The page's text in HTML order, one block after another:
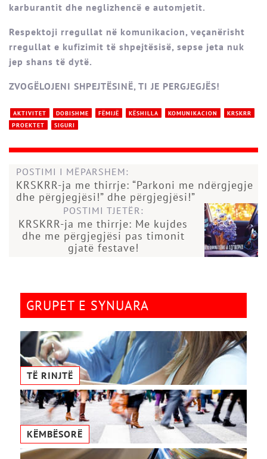
karburantit dhe neglizhencë e automjetit.
Respektoji rregullat në komunikacion, veçanërisht
rregullat e kufizimit të shpejtësisë, sepse jeta nuk
jep shans të dytë.
ZVOGËLOJENI SHPEJTËSINË, TI JE PERGJEGJËS!
AKTIVITET DOBISHME FËMIJË KËSHILLA KOMUNIKACION
KRSKRR
PROEKTET
SIGURI
POSTIMI I MËPARSHEM:
KRSKRR-ja me thirrje: “Parkoni me ndërgjegje
dhe përgjegjësi!” dhe përgjegjësi!”
POSTIMI TJETËR:
KRSKRR-ja me thirrje: Me kujdes
dhe me përgjegjësi pas timonit
gjatë festave!
GRUPET E SYNUARA
TË RINJTË
KËMBËSORË